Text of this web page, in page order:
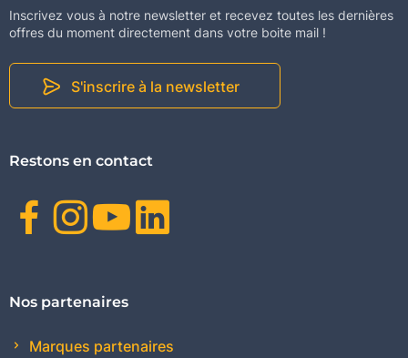
Inscrivez vous à notre newsletter et recevez toutes les dernières
offres du moment directement dans votre boite mail !
S'inscrire à la newsletter
Restons en contact
Facebook
Instagram
Youtube
Nos partenaires
Marques partenaires